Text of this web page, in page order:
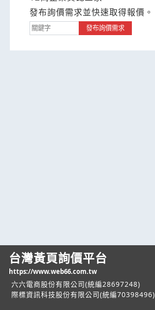
發布詢價需求並快速取得報價。
發布詢價需求
台灣黃頁詢價平台
https://www.web66.com.tw
六六電商股份有限公司(統編28697248)
際標資訊科技股份有限公司(統編70398496)